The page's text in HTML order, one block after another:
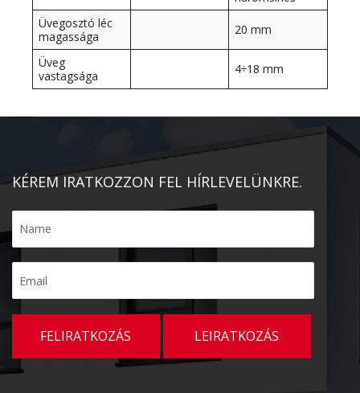
Üvegosztó léc
magassága
20 mm
Üveg
vastagsága
4÷18 mm
KÉREM IRATKOZZON FEL HÍRLEVELÜNKRE.